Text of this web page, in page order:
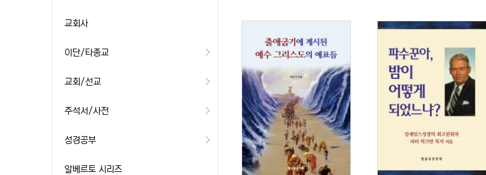
교회사
이단/타종교
교회/선교
주석서/사전
성경공부
알베르토 시리즈